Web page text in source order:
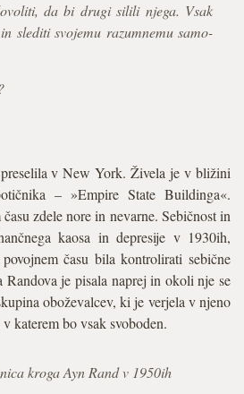
da bi drugi silili njega. Vsak
slediti svojemu razumnemu samo-
v New York. Živela je v bližini
– »Empire State Buildinga«.
zdele nore in nevarne. Sebičnost in
kaosa in depresije v 1930ih,
času bila kontrolirati sebične
Randova je pisala naprej in okoli nje se
oboževalcev, ki je verjela v njeno
katerem bo vsak svoboden.
kroga Ayn Rand v 1950ih